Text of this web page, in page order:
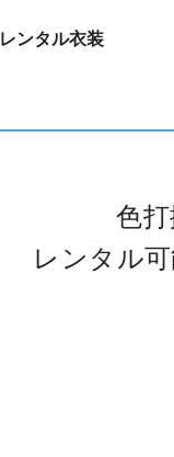
レンタル衣装
色
レンタル